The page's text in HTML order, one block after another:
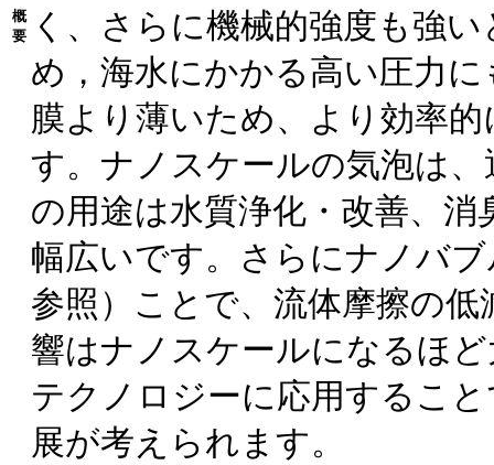
概
要
く、さらに機械的強度も強
め，海水にかかる高い圧力
膜より薄いため、より効率
す。ナノスケールの気泡は
の用途は水質浄化・改善、
幅広いです。さらにナノバ
参照）ことで、流体摩擦の
響はナノスケールになるほ
テクノロジーに応用するこ
展が考えられます。